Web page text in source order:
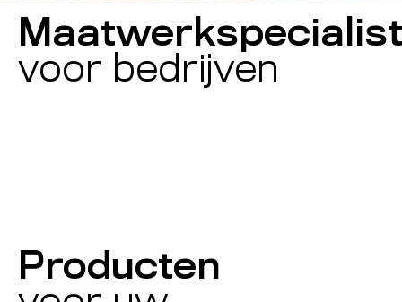
Maatwerkspecialist
voor bedrijven
Producten